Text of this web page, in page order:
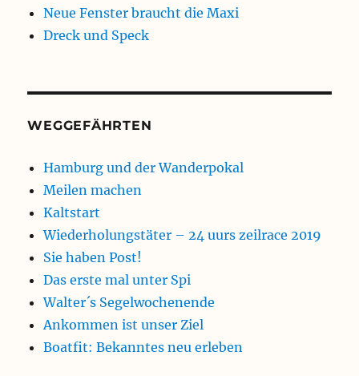
Neue Fenster braucht die Maxi
Dreck und Speck
WEGGEFÄHRTEN
Hamburg und der Wanderpokal
Meilen machen
Kaltstart
Wiederholungstäter – 24 uurs zeilrace 2019
Sie haben Post!
Das erste mal unter Spi
Walter´s Segelwochenende
Ankommen ist unser Ziel
Boatfit: Bekanntes neu erleben